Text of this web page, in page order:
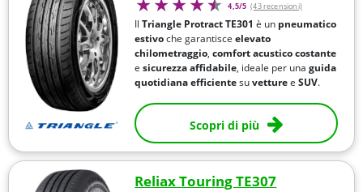
4,5/5 (43 recensioni)
IlTriangle Protract TE301 è un pneumatico
estivoche garantisceelevato
chilometraggio,comfort acustico costante
esicurezza affidabile, ideale per unaguida
quotidiana efficientesuvettureeSUV.
Scopri di più
Reliax Touring TE307